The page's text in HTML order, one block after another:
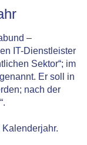
–
IT-Dienstleister
Sektor“; im
Er soll in
nach der